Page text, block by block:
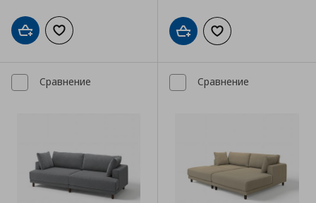
Добави в кошницата
Добави към списъка с любимиДобави в кошницата
Добави към
Сравнение Сравнение